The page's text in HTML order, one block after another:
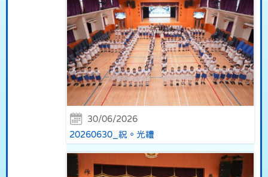
30/06/2026
20260630_祝。光禮